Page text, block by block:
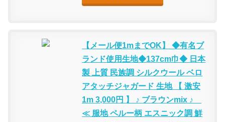
【メール便1mまでOK】 ◆有名ブ
ランド使用生地◆137cm巾◆ 日本
製 上質 民族調 シルクウール ベロ
アタッチジャガード 生地 【 激安
1m 3,000円 】 ♪ ブラウンmix ♪
≪ 服地 ペルー柄 エスニック調 鮮